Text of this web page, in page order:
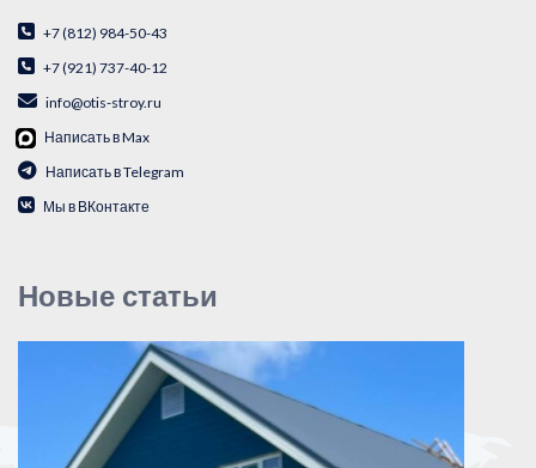
+7 (812) 984-50-43
+7 (921) 737-40-12
info@otis-stroy.ru
Написать в Max
Написать в Telegram
Мы в ВКонтакте
Новые статьи